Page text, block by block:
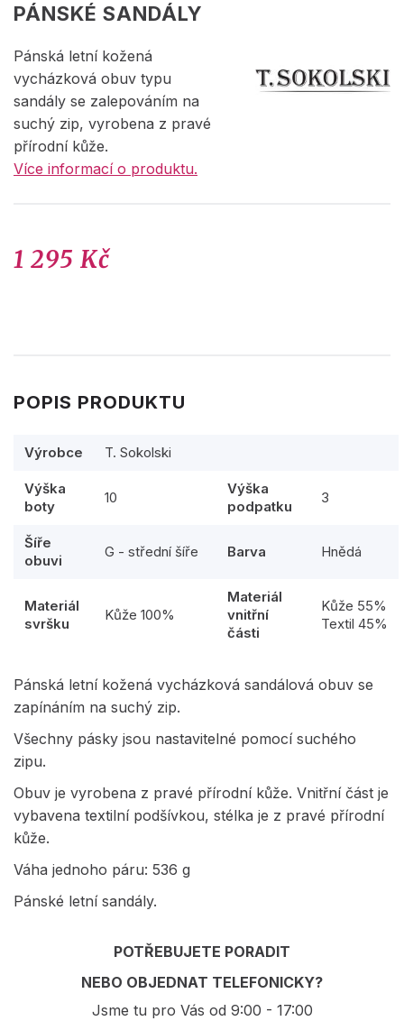
PÁNSKÉ SANDÁLY
Pánská letní kožená
vycházková obuv typu
sandály se zalepováním na
suchý zip, vyrobena z pravé
přírodní kůže.
Více informací o produktu.
1 295 Kč
POPIS PRODUKTU
Výrobce T. Sokolski
Výška
boty
10
Výška
podpatku
3
Šíře
obuvi
G - střední šíře Barva Hnědá
Materiál
svršku
Kůže 100%
Materiál
vnitřní
části
Kůže 55%
Textil 45%
Pánská letní kožená vycházková sandálová obuv se
zapínáním na suchý zip.
Všechny pásky jsou nastavitelné pomocí suchého
zipu.
Obuv je vyrobena z pravé přírodní kůže. Vnitřní část je
vybavena textilní podšívkou, stélka je z pravé přírodní
kůže.
Váha jednoho páru: 536 g
Pánské letní sandály.
POTŘEBUJETE PORADIT
NEBO OBJEDNAT TELEFONICKY?
Jsme tu pro Vás od 9:00 - 17:00